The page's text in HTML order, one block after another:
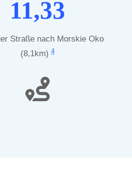
11,33
Straße nach Morskie Oko
(8,1km)4